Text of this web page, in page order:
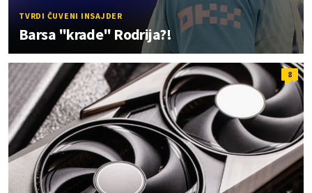
TVRDI ČUVENI INSAJDER
Barsa "krade" Rodrija?!
8